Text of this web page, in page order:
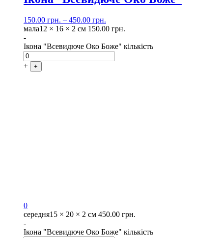
150.00 грн. – 450.00 грн.
мала12 × 16 × 2 см 150.00 грн.
-
Ікона "Всевидюче Око Боже" кількість
+ +
0
середня15 × 20 × 2 см 450.00 грн.
-
Ікона "Всевидюче Око Боже" кількість